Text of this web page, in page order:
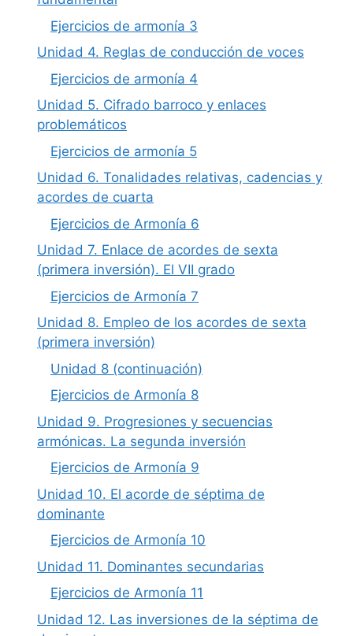
Ejercicios de armonía 3
Unidad 4. Reglas de conducción de voces
Ejercicios de armonía 4
Unidad 5. Cifrado barroco y enlaces
problemáticos
Ejercicios de armonía 5
Unidad 6. Tonalidades relativas, cadencias y
acordes de cuarta
Ejercicios de Armonía 6
Unidad 7. Enlace de acordes de sexta
(primera inversión). El VII grado
Ejercicios de Armonía 7
Unidad 8. Empleo de los acordes de sexta
(primera inversión)
Unidad 8 (continuación)
Ejercicios de Armonía 8
Unidad 9. Progresiones y secuencias
armónicas. La segunda inversión
Ejercicios de Armonía 9
Unidad 10. El acorde de séptima de
dominante
Ejercicios de Armonía 10
Unidad 11. Dominantes secundarias
Ejercicios de Armonía 11
Unidad 12. Las inversiones de la séptima de